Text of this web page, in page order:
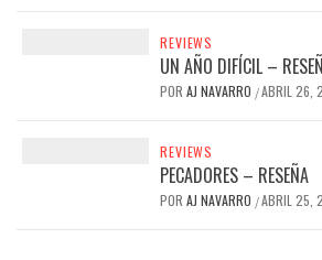
REVIEWS
UN AÑO DIFÍCIL –
POR AJ NAVARRO /ABRIL 26,
REVIEWS
PECADORES – RESEÑA
POR AJ NAVARRO /ABRIL 25,